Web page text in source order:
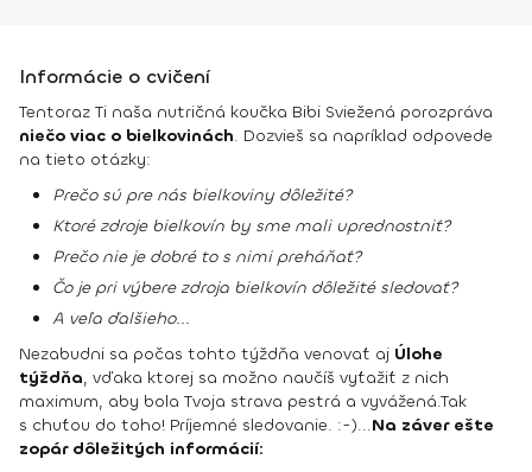
Informácie o cvičení
Tentoraz Ti naša nutričná koučka Bibi Sviežená porozpráva
niečo viac o bielkovinách. Dozvieš sa napríklad odpovede
na tieto otázky:
Prečo sú pre nás bielkoviny dôležité?
Ktoré zdroje bielkovín by sme mali uprednostniť?
Prečo nie je dobré to s nimi preháňať?
Čo je pri výbere zdroja bielkovín dôležité sledovať?
A veľa ďalšieho...
Nezabudni sa počas tohto týždňa venovať aj Úlohe
týždňa, vďaka ktorej sa možno naučíš vyťažiť z nich
maximum, aby bola Tvoja strava pestrá a vyvážená.Tak
s chuťou do toho! Príjemné sledovanie. :-)...Na záver ešte
zopár dôležitých informácií: